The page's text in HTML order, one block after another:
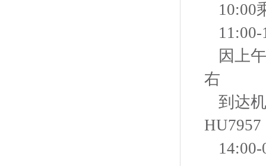
10:00
因上
右
到达